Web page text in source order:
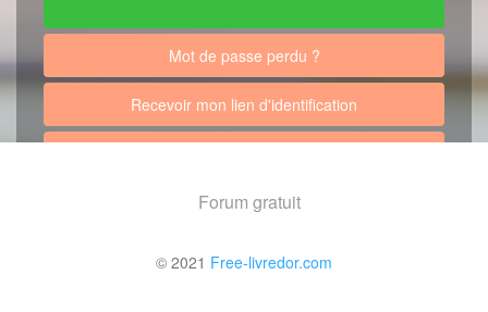
Mot de passe perdu ?
Recevoir mon lien d'identification
Forum gratuit
© 2021 Free-livredor.com